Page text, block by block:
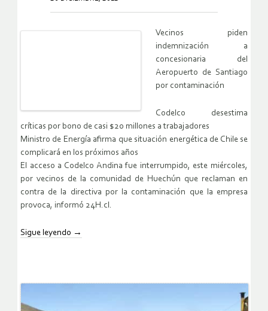
Vecinos piden
indemnización a
concesionaria del
Aeropuerto de Santiago
por contaminación
Codelco desestima
críticas por bono de casi $20 millones a trabajadores
Ministro de Energía afirma que situación energética de Chile se
complicará en los próximos años
El acceso a Codelco Andina fue interrumpido, este miércoles,
por vecinos de la comunidad de Huechún que reclaman en
contra de la directiva por la contaminación que la empresa
provoca, informó 24H.cl.
Sigue leyendo →